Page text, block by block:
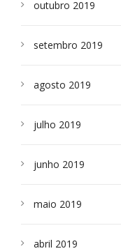
outubro 2019
setembro 2019
agosto 2019
julho 2019
junho 2019
maio 2019
abril 2019